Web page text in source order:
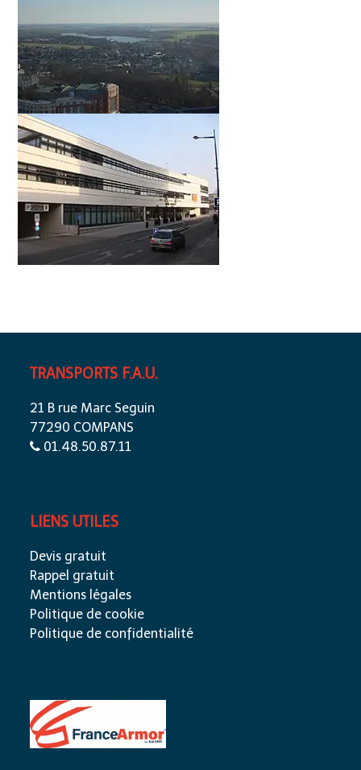
TRANSPORTS F.A.U.
21 B rue Marc Seguin
77290 COMPANS
01.48.50.87.11
LIENS UTILES
Devis gratuit
Rappel gratuit
Mentions légales
Politique de cookie
Politique de confidentialité